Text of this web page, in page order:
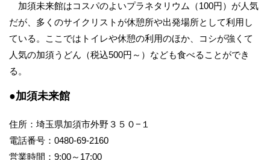
加須未来館はコスパのよいプラネタリウム（100円）が人気
だが、多くのサイクリストが休憩所や出発場所として利用し
ている。ここではトイレや休憩の利用のほか、コシが強くて
人気の加須うどん（税込500円～）なども食べることができ
る。
●加須未来館
住所：埼玉県加須市外野３５０−１
電話番号：0480-69-2160
営業時間：9:00～17:00